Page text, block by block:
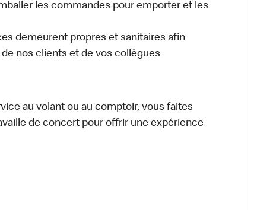
les commandes pour emporter et les
demeurent propres et sanitaires afin
nos clients et de vos collègues
au volant ou au comptoir, vous faites
de concert pour offrir une expérience